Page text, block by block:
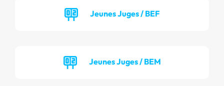
Jeunes Juges / BEF
Jeunes Juges / BEM